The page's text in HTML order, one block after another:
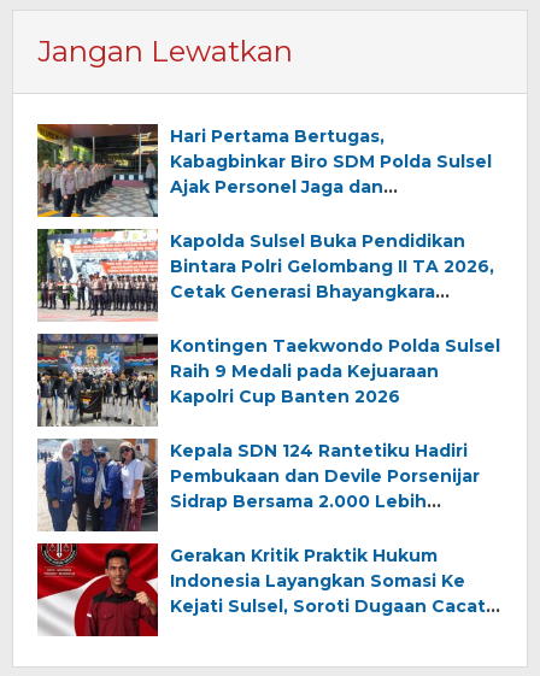
Jangan Lewatkan
Hari Pertama Bertugas,
Kabagbinkar Biro SDM Polda Sulsel
Ajak Personel Jaga dan
Kapolda Sulsel Buka Pendidikan
Bintara Polri Gelombang II TA 2026,
Cetak Generasi Bhayangkara
Kontingen Taekwondo Polda Sulsel
Raih 9 Medali pada Kejuaraan
Kapolri Cup Banten 2026
Kepala SDN 124 Rantetiku Hadiri
Pembukaan dan Devile Porsenijar
Sidrap Bersama 2.000 Lebih
Gerakan Kritik Praktik Hukum
Indonesia Layangkan Somasi Ke
Kejati Sulsel, Soroti Dugaan Cacat